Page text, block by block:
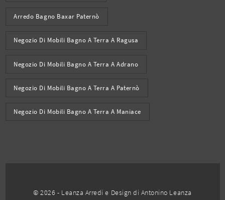
Arredo Bagno Baxar Paternò
Negozio Di Mobili Bagno A Terra A Ragusa
Negozio Di Mobili Bagno A Terra A Adrano
Negozio Di Mobili Bagno A Terra A Paternò
Negozio Di Mobili Bagno A Terra A Maniace
© 2026 - Leanza Arredi e Design di Antonino Leanza